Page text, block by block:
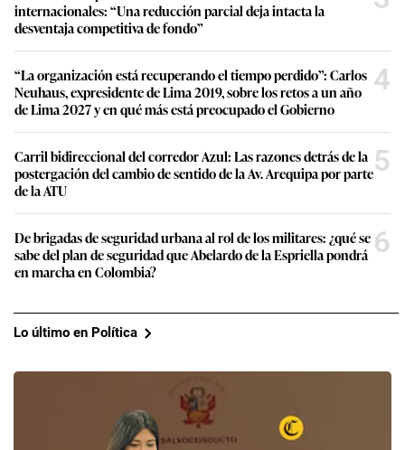
internacionales: “Una reducción parcial deja intacta la
desventaja competitiva de fondo”
“La organización está recuperando el tiempo perdido”: Carlos
Neuhaus, expresidente de Lima 2019, sobre los retos a un año
de Lima 2027 y en qué más está preocupado el Gobierno
4
Carril bidireccional del corredor Azul: Las razones detrás de la
postergación del cambio de sentido de la Av. Arequipa por parte
de la ATU
5
De brigadas de seguridad urbana al rol de los militares: ¿qué se
sabe del plan de seguridad que Abelardo de la Espriella pondrá
en marcha en Colombia?
6
Lo último en Política